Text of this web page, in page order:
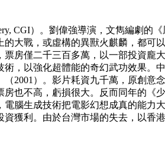
CGI）。劉偉強導演，文雋編劇的
大戰，或虛構的異獸火麒麟，都可
房僅二千三百多萬，以一部投資龐
，以強化超體能的奇幻武功效果。
2001）。影片耗資九千萬，原創意
也不高，虧損很大。反而同年的《
腦生成技術把電影幻想成真的能力
獲利。由於台灣市場的失去，以香